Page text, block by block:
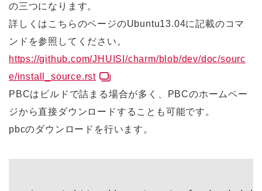
の三つになります。
詳しくはこちらのページのUbuntu13.04に記載のコマ
ンドを参照してください。
https://github.com/JHUISI/charm/blob/dev/doc/sourc
e/install_source.rst
PBCはビルドで詰まる場合が多く、PBCのホームペー
ジから直接ダウンロードすることも可能です。
pbcのダウンロードを行います。